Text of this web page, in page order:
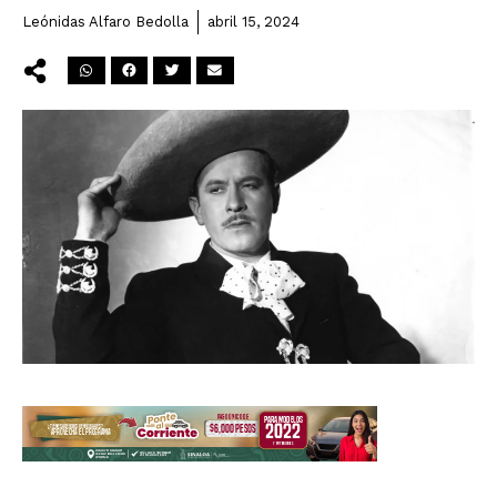
Leónidas Alfaro Bedolla abril 15, 2024